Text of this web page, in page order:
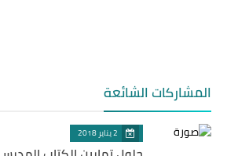
المشاركات الشائعة
2 يناير 2018